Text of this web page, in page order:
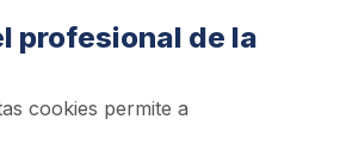
profesional de la
cookies permite a